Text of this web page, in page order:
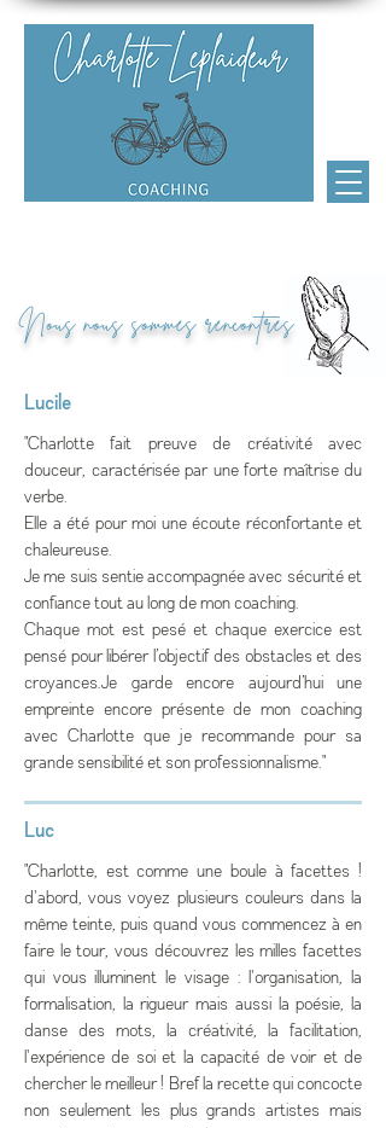
Charlotte Leplaideur Coaching
Nous nous sommes rencontrés
Lucile
"Charlotte fait preuve de créativité avec
douceur, caractérisée par une forte maîtrise du
verbe.
Elle a été pour moi une écoute réconfortante et
chaleureuse.
Je me suis sentie accompagnée avec sécurité et
confiance tout au long de mon coaching.
Chaque mot est pesé et chaque exercice est
pensé pour libérer l’objectif des obstacles et des
croyances.Je garde encore aujourd’hui une
empreinte encore présente de mon coaching
avec Charlotte que je recommande pour sa
grande sensibilité et son professionnalisme."
Luc
"Charlotte, est comme une boule à facettes !
d'abord, vous voyez plusieurs couleurs dans la
même teinte, puis quand vous commencez à en
faire le tour, vous découvrez les milles facettes
qui vous illuminent le visage : l'organisation, la
formalisation, la rigueur mais aussi la poésie, la
danse des mots, la créativité, la facilitation,
l'expérience de soi et la capacité de voir et de
chercher le meilleur ! Bref la recette qui concocte
non seulement les plus grands artistes mais